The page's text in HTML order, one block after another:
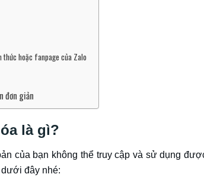
thức hoặc fanpage của Zalo
đơn giản
là gì?
của bạn không thể truy cập và sử dụng
đây nhé: